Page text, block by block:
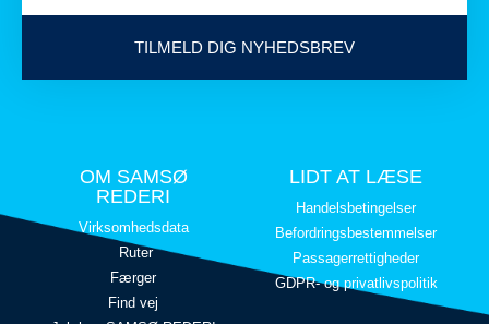
TILMELD DIG NYHEDSBREV
OM SAMSØ
REDERI
Virksomhedsdata
Ruter
Færger
Find vej
LIDT AT LÆSE
Handelsbetingelser
Befordringsbestemmelser
Passagerrettigheder
GDPR- og privatlivspolitik